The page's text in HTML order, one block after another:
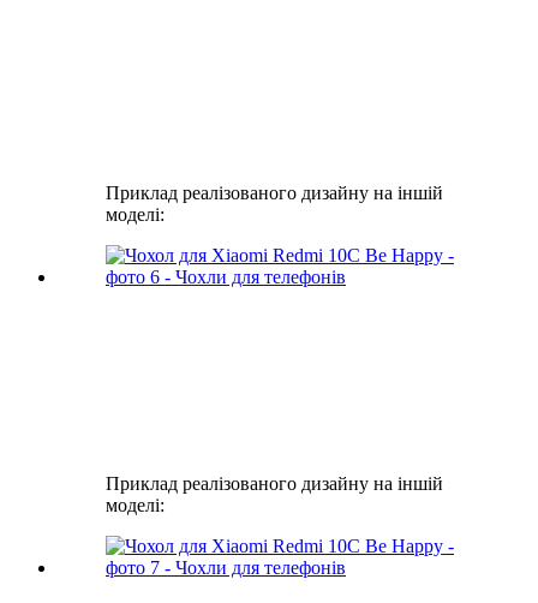
Приклад реалізованого дизайну на іншій
моделі:
Приклад реалізованого дизайну на іншій
моделі: